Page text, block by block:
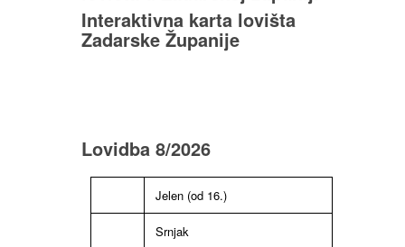
Interaktivna karta lovišta
Zadarske Županije
Lovidba 8/2026
Jelen (od 16.)
Srnjak